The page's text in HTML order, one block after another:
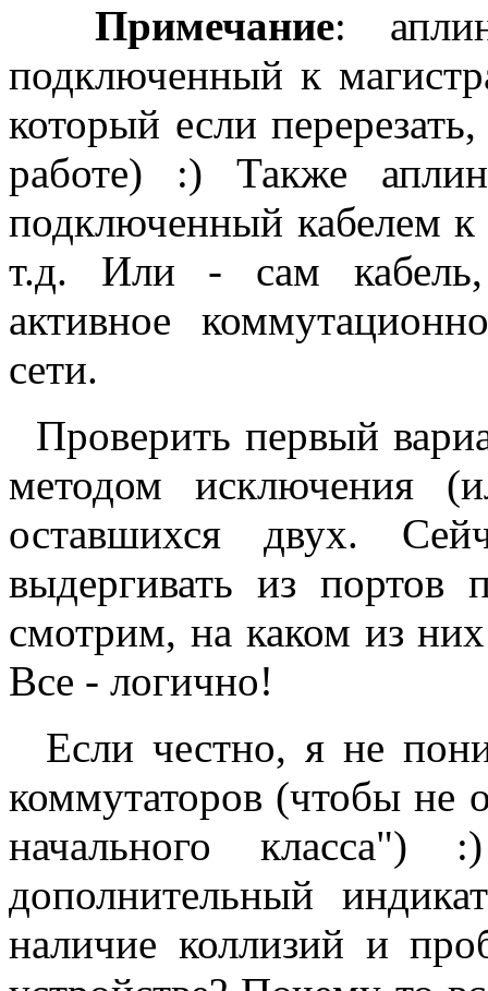
Примечание:
подключенный к
который если
работе) :) Также
подключенный кабелем
т.д. Или - сам кабель,
активное
сети.
Проверить первый
методом исключения
оставшихся двух.
выдергивать из
смотрим, на каком из
Все - логично!
Если честно, я не
коммутаторов (чтобы не
начального
дополнительный
наличие коллизий и